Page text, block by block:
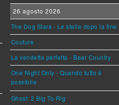
26 agosto 2026
The Dog Stars - Le stelle dopo la fine
Couture
La vendetta perfetta - Bear Country
One Night Only - Quando tutto è
possibile
Ghost: 2 Big To Rig